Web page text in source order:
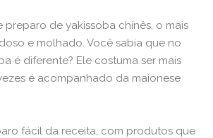
preparo de yakissoba chinês, o mais
e molhado. Você sabia que no
é diferente? Ele costuma ser mais
é acompanhado da maionese
fácil da receita, com produtos que